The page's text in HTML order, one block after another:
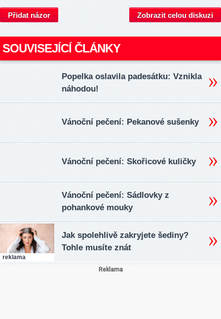
Přidat názor Zobrazit celou diskuzi
SOUVISEJÍCÍ ČLÁNKY
Popelka oslavila padesátku: Vznikla
náhodou!
Vánoční pečení: Pekanové sušenky
Vánoční pečení: Skořicové kuličky
Vánoční pečení: Sádlovky z
pohankové mouky
reklama
Jak spolehlivě zakryjete šediny?
Tohle musíte znát